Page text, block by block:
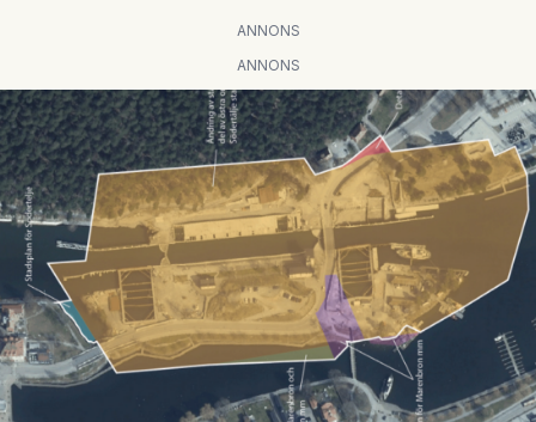
ANNONS
ANNONS